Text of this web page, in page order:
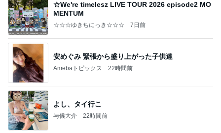
☆We're timelesz LIVE TOUR 2026 episode2 MO
MENTUM
☆☆☆ゆきちにっき☆☆☆ 7日前
安めぐみ 緊張から盛り上がった子供達
Amebaトピックス 22時間前
よし、タイ行こ
与儀大介 22時間前